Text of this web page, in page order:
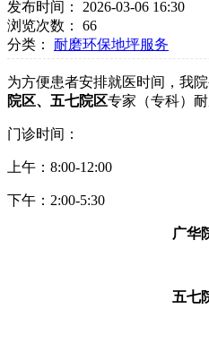
发布时间： 2026-03-06 16:30
浏览次数： 66
分类： 耐磨环保地坪服务
为方便患者安排就医时间，我院
院区、五七院区专家（专科）
门诊时间：
上午：8:00-12:00
下午：2:00-5:30
广华
五七